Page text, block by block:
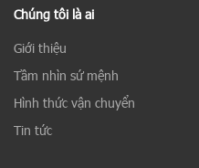
Chúng tôi là ai
Giới thiệu
Tầm nhìn sứ mệnh
Hình thức vận chuyển
Tin tức